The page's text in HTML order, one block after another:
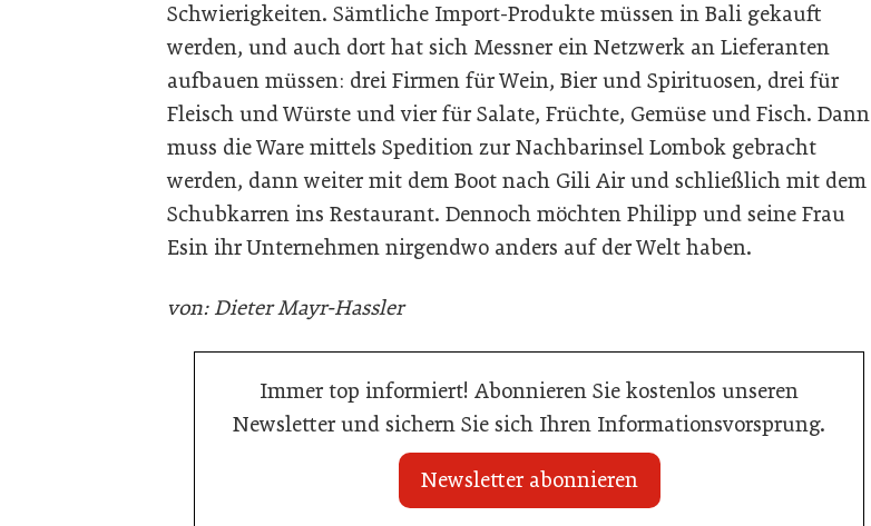
Schwierigkeiten. Sämtliche Import-Produkte müssen in Bali gekauft
werden, und auch dort hat sich Messner ein Netzwerk an Lieferanten
aufbauen müssen: drei Firmen für Wein, Bier und Spirituosen, drei für
Fleisch und Würste und vier für Salate, Früchte, Gemüse und Fisch. Dann
muss die Ware mittels Spedition zur Nachbarinsel Lombok gebracht
werden, dann weiter mit dem Boot nach Gili Air und schließlich mit dem
Schubkarren ins Restaurant. Dennoch möchten Philipp und seine Frau
Esin ihr Unternehmen nirgendwo anders auf der Welt haben.
von: Dieter Mayr-Hassler
Immer top informiert! Abonnieren Sie kostenlos unseren
Newsletter und sichern Sie sich Ihren Informationsvorsprung.
Newsletter abonnieren